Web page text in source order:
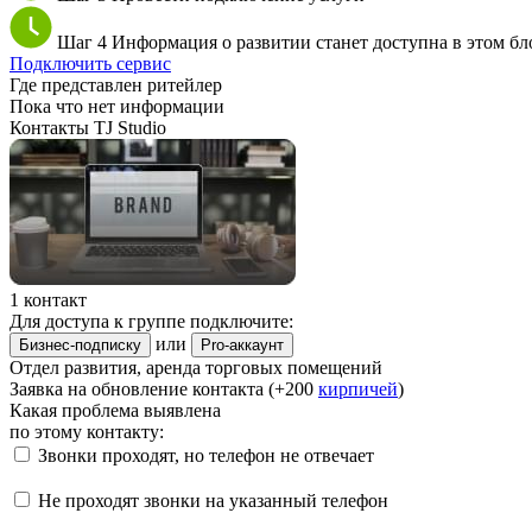
Шаг 4 Информация о развитии станет доступна в этом
Подключить сервис
Где представлен ритейлер
Пока что нет информации
Контакты TJ Studio
1 контакт
Для доступа к группе подключите:
Бизнес-подписку или Pro-аккаунт
Отдел развития, аренда торговых помещений
Заявка на обновление контакта (+200 кирпичей)
Какая проблема выявлена
по этому контакту:
Звонки проходят, но телефон не отвечает
Не проходят звонки на указанный телефон